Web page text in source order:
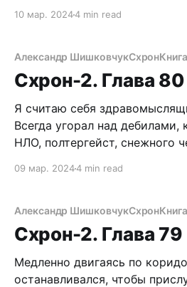
обещанная помощь духов?
сводами моего
Развел, колдун ушлый,
10 мар. 20244 min read
Александр ШишковчукСхрон
Схрон-2. Глава 80
Я считаю себя
Всегда угорал над дебилами,
НЛО, полтергейст, снежного
тупо спекулируют на
совершенный мозг
защищен от подобной чепухи
стеной внутренних
09 мар. 20244 min read
Александр ШишковчукСхрон
Схрон-2. Глава 79
Медленно двигаясь по
останавливался, чтобы